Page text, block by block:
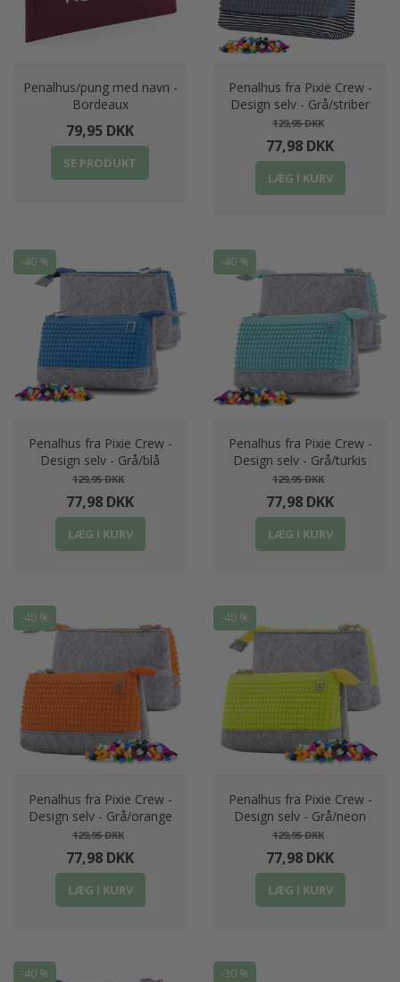
Penalhus/pung med navn -
Bordeaux
79,95 DKK
SE PRODUKT
Penalhus fra Pixie Crew -
Design selv - Grå/striber
129,95 DKK
77,98 DKK
LÆG I KURV
-40 %
Penalhus fra Pixie Crew -
Design selv - Grå/blå
129,95 DKK
77,98 DKK
LÆG I KURV
-40 %
Penalhus fra Pixie Crew -
Design selv - Grå/turkis
129,95 DKK
77,98 DKK
LÆG I KURV
-40 %
Penalhus fra Pixie Crew -
Design selv - Grå/orange
129,95 DKK
77,98 DKK
LÆG I KURV
-40 %
Penalhus fra Pixie Crew -
Design selv - Grå/neon
129,95 DKK
77,98 DKK
LÆG I KURV
-40 % -30 %